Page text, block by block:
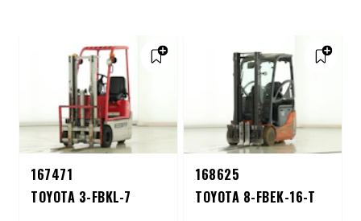
167471
TOYOTA 3-FBKL-7
168625
TOYOTA 8-FBEK-16-T